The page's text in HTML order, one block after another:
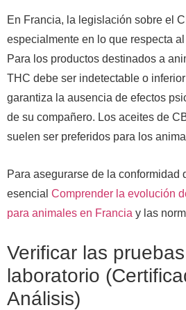
En Francia, la legislación sobre el
especialmente en lo que respecta
Para los productos destinados a
THC debe ser indetectable o
garantiza la ausencia de efectos
de su compañero. Los aceites de
suelen ser preferidos para los
Para asegurarse de la conformidad
esencial Comprender la evolución
para animales en Francia y las
Verificar las
laboratorio
Análisis)